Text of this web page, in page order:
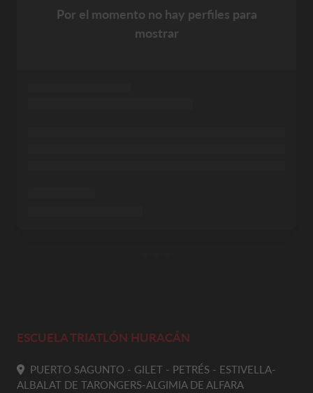
Por el momento no hay perfiles para
mostrar
ESCUELA TRIATLÓN HURACÁN
PUERTO SAGUNTO - GILET - PETRÉS - ESTIVELLA-
ALBALAT DE TARONGERS-ALGIMIA DE ALFARA